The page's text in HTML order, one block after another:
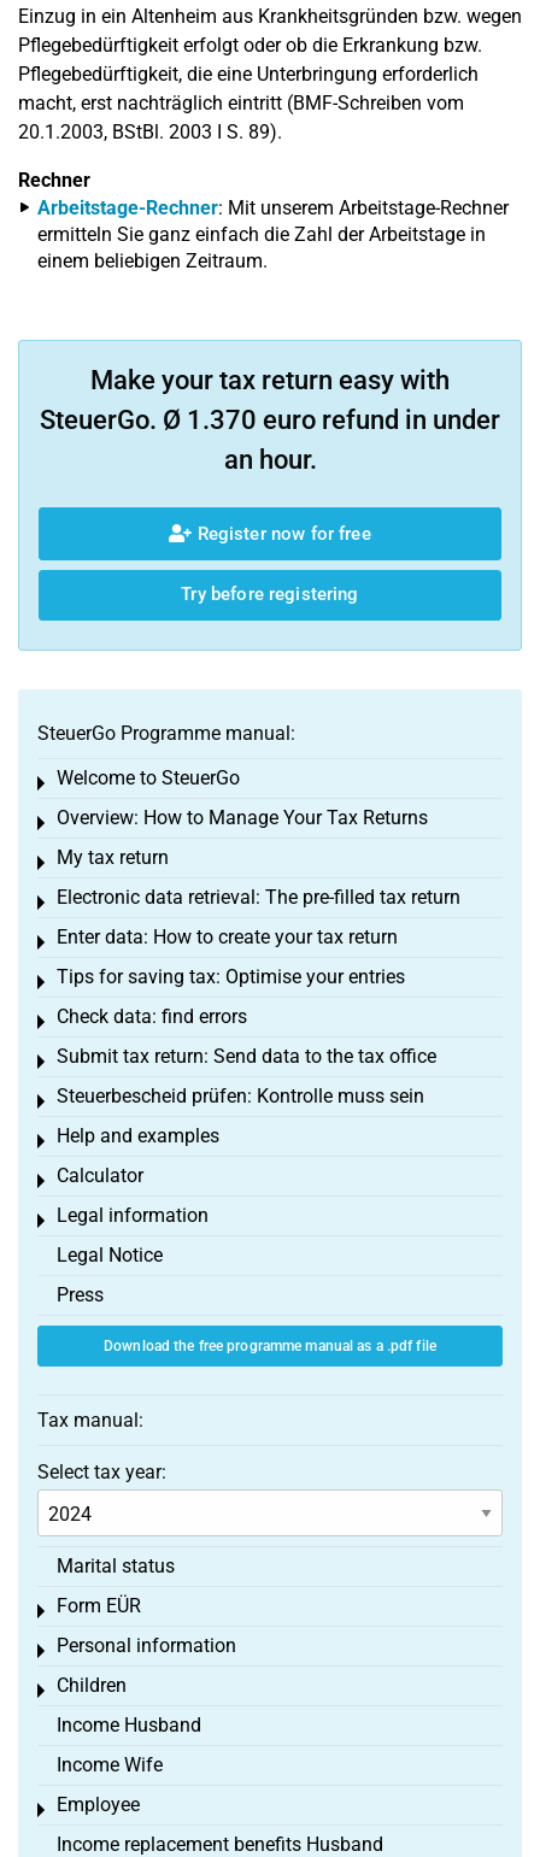
Einzug in ein Altenheim aus Krankheitsgründen bzw. wegen
Pflegebedürftigkeit erfolgt oder ob die Erkrankung bzw.
Pflegebedürftigkeit, die eine Unterbringung erforderlich
macht, erst nachträglich eintritt (BMF-Schreiben vom
20.1.2003, BStBl. 2003 I S. 89).
Rechner
Arbeitstage-Rechner: Mit unserem Arbeitstage-Rechner
ermitteln Sie ganz einfach die Zahl der Arbeitstage in
einem beliebigen Zeitraum.
Make your tax return easy with
SteuerGo. Ø 1.370 euro refund in under
an hour.
Register now for free
Try before registering
SteuerGo Programme manual:
Welcome to SteuerGo
Toggle menu
Overview: How to Manage Your Tax Returns
Toggle menu
My tax return
Toggle menu
Electronic data retrieval: The pre-filled tax return
Toggle menu
Enter data: How to create your tax return
Toggle menu
Tips for saving tax: Optimise your entries
Toggle menu
Check data: find errors
Toggle menu
Submit tax return: Send data to the tax office
Toggle menu
Steuerbescheid prüfen: Kontrolle muss sein
Toggle menu
Help and examples
Toggle menu
Calculator
Toggle menu
Legal information
Toggle menu
Legal Notice
Press
Download the free programme manual as a .pdf file
Tax manual:
Select tax year:
Marital status
Form EÜR
Toggle menu
Personal information
Toggle menu
Children
Toggle menu
Income Husband
Income Wife
Employee
Toggle menu
Income replacement benefits Husband